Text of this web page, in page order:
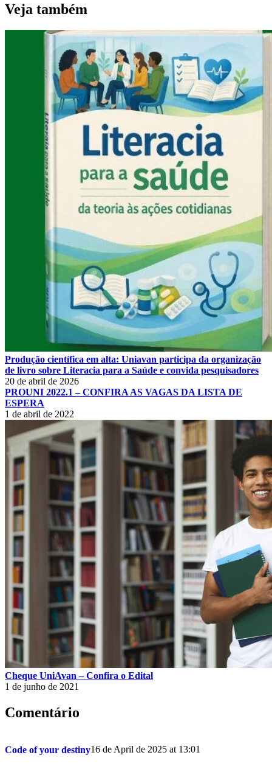
Veja também
Produção científica em alta: Uniavan participa da organização
de livro sobre Literacia para a Saúde e convida pesquisadores
20 de abril de 2026
PROUNI 2022.1 – CONFIRA AS VAGAS DA LISTA DE
ESPERA
1 de abril de 2022
Cheque UniAvan – Confira o Edital
1 de junho de 2021
Comentário
Code of your destiny16 de April de 2025 at 13:01